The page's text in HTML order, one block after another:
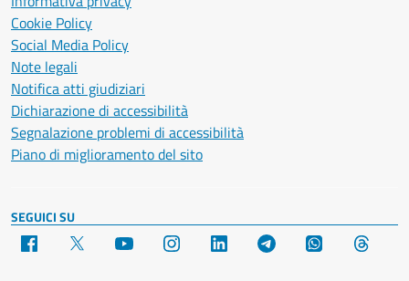
Cookie Policy
Social Media Policy
Note legali
Notifica atti giudiziari
Dichiarazione di accessibilità
Segnalazione problemi di accessibilità
Piano di miglioramento del sito
SEGUICI SU
Facebook YouTube Instagram LinkedIn Telegram WhatsApp